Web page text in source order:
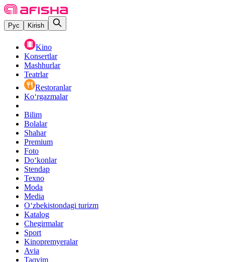
Рус Kirish
Kino
Konsertlar
Mashhurlar
Teatrlar
Restoranlar
Ko‘rgazmalar
Bilim
Bolalar
Shahar
Premium
Foto
Do‘konlar
Stendap
Texno
Moda
Media
O‘zbekistondagi turizm
Katalog
Chegirmalar
Sport
Kinopremyeralar
Avia
Taqvim